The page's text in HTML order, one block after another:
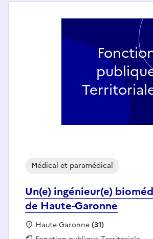
Un(e) ingénieur(e)
de Haute-Garonne
Médical et paramédical
Localisation :
Haute Garonne(31)